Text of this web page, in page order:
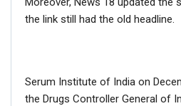
the link still had the old headline.
Serum Institute of India on
the Drugs Controller General of